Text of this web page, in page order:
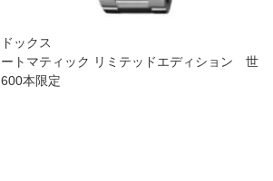
ックス
トマティック リミテッドエディション 世
本限定